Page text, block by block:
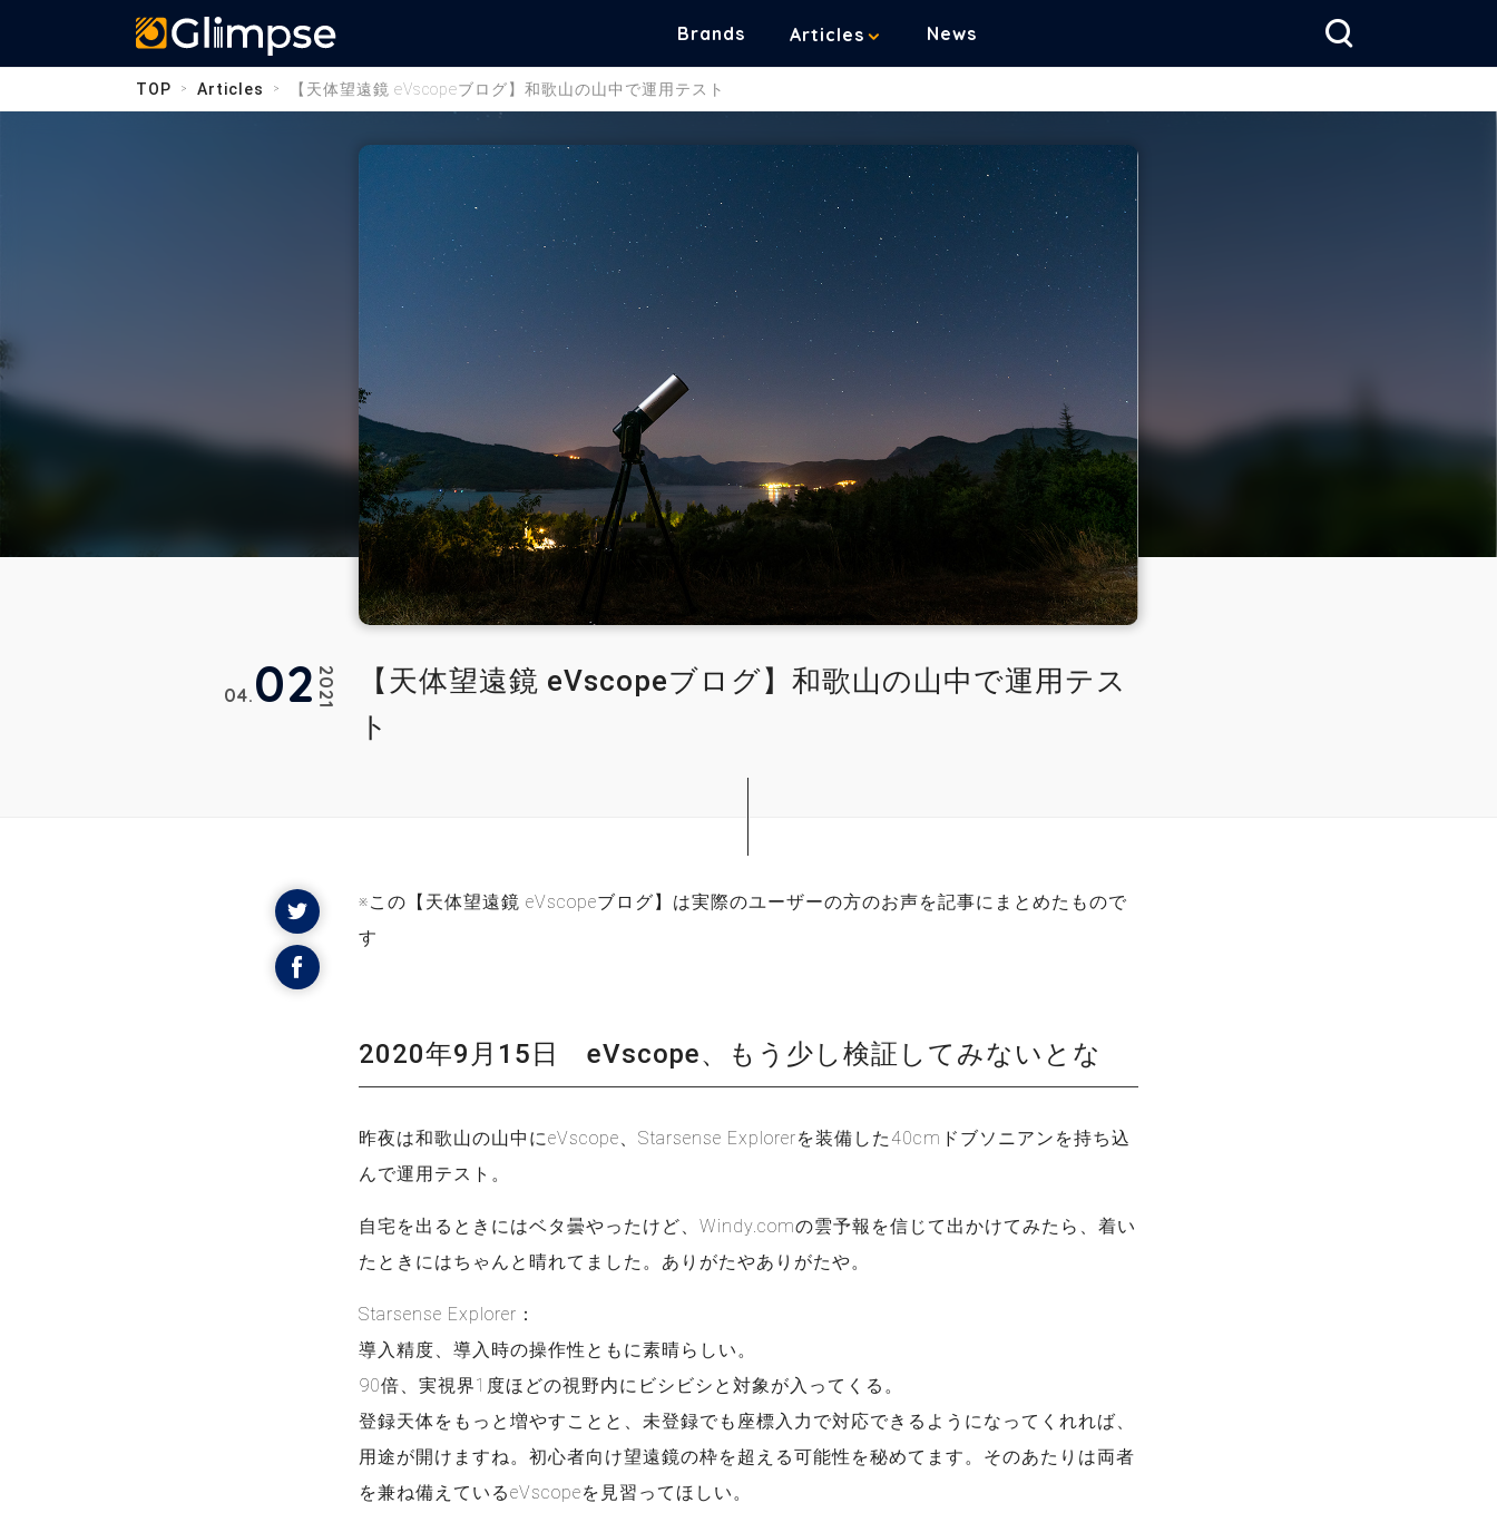
Brands Articles News
TOP Articles 【天体望遠鏡 eVscopeブログ】和歌山の山中で運用テスト
【天体望遠鏡 eVscopeブログ】和歌山の山中で運用テス
ト
2021
04 02
※この【天体望遠鏡 eVscopeブログ】は実際のユーザーの方のお声を記事にまとめたもので
す
2020年9月15日 eVscope、もう少し検証してみないとな
昨夜は和歌山の山中にeVscope、Starsense Explorerを装備した40cmドブソニアンを持ち込
んで運用テスト。
自宅を出るときにはベタ曇やったけど、Windy.comの雲予報を信じて出かけてみたら、着い
たときにはちゃんと晴れてました。ありがたやありがたや。
Starsense Explorer：
導入精度、導入時の操作性ともに素晴らしい。
90倍、実視界1度ほどの視野内にビシビシと対象が入ってくる。
登録天体をもっと増やすことと、未登録でも座標入力で対応できるようになってくれれば、
用途が開けますね。初心者向け望遠鏡の枠を超える可能性を秘めてます。そのあたりは両者
を兼ね備えているeVscopeを見習ってほしい。